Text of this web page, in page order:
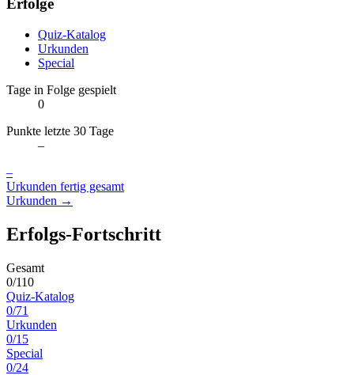
Erfolge
Quiz-Katalog
Urkunden
Special
Tage in Folge gespielt
0
Punkte letzte 30 Tage
–
–
Urkunden fertig gesamt
Urkunden →
Erfolgs-Fortschritt
Gesamt
0/110
Quiz-Katalog
0/71
Urkunden
0/15
Special
0/24